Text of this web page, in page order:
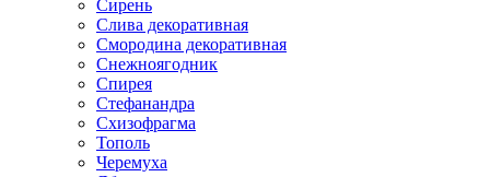
Сирень
Слива декоративная
Смородина декоративная
Снежноягодник
Спирея
Стефанандра
Схизофрагма
Тополь
Черемуха